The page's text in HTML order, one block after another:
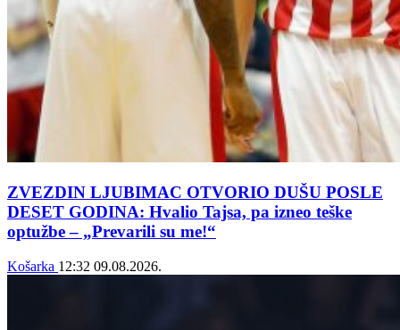
ZVEZDIN LJUBIMAC OTVORIO DUŠU POSLE
DESET GODINA: Hvalio Tajsa, pa izneo teške
optužbe – „Prevarili su me!“
Košarka 12:32 09.08.2026.